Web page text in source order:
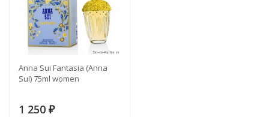
Anna Sui Fantasia (Anna
Sui) 75ml women
1 250 ₽